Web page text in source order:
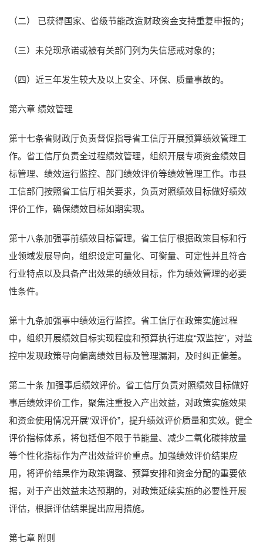
（二） 已获得国家、省级节能改造财政资金支持重复申报的；
（三）未兑现承诺或被有关部门列为失信惩戒对象的；
（四）近三年发生较大及以上安全、环保、质量事故的。
第六章 绩效管理
第十七条省财政厅负责督促指导省工信厅开展预算绩效管理工
作。省工信厅负责全过程绩效管理，组织开展专项资金绩效目
标管理、绩效运行监控、部门绩效评价等绩效管理工作。市县
工信部门按照省工信厅相关要求，负责对照绩效目标做好绩效
评价工作，确保绩效目标如期实现。
第十八条加强事前绩效目标管理。省工信厅根据政策目标和行
业领域发展导向，组织设定可量化、可衡量、可定性并且符合
行业特点以及具备产出效果的绩效目标，作为绩效管理的必要
性条件。
第十九条加强事中绩效运行监控。省工信厅在政策实施过程
中，组织开展绩效目标实现程度和预算执行进度“双监控”，对监
控中发现政策导向偏离绩效目标及管理漏洞，及时纠正偏差。
第二十条 加强事后绩效评价。省工信厅负责对照绩效目标做好
事后绩效评价工作，聚焦注重投入产出效益，对政策实施效果
和资金使用情况开展“双评价”，提升绩效评价质量和实效。健全
评价指标体系，将包括但不限于节能量、减少二氧化碳排放量
等个性化指标作为产出效益评价重点。加强绩效评价结果应
用，将评价结果作为政策调整、预算安排和资金分配的重要依
据，对于产出效益未达预期的，对政策延续实施的必要性开展
评估，根据评估结果提出应用措施。
第七章 附则